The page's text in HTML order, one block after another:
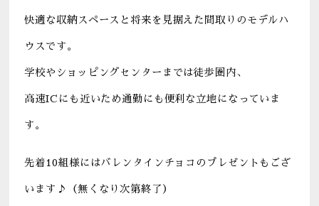
快適な収納スペースと将来を見据えた間取りのモデルハ
ウスです。
学校やショッピングセンターまでは徒歩圏内、
高速ICにも近いため通勤にも便利な立地になっていま
す。
先着10組様にはバレンタインチョコのプレゼントもござ
います♪（無くなり次第終了）